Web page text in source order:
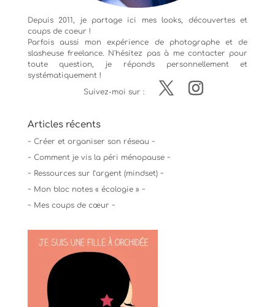
Depuis 2011, je partage ici mes looks, découvertes et
coups de coeur !
Parfois aussi mon expérience de photographeet de
slasheuse freelance. N'hésitez pas à me contacter pour
toute question, je réponds personnellement et
systématiquement !
Suivez-moi sur :
Articles récents
~ Créer et organiser son réseau ~
~ Comment je vis la péri ménopause ~
~ Ressources sur l’argent (mindset) ~
~ Mon bloc notes « écologie » ~
~ Mes coups de cœur ~